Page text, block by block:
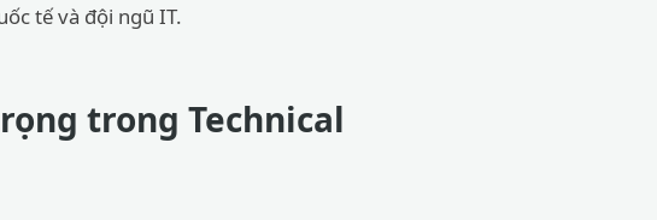
tế và đội ngũ IT.
trong Technical